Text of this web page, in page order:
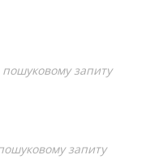
запиту
запиту